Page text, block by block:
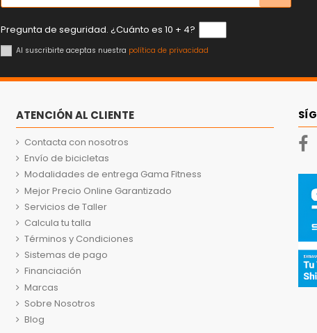
Pregunta de seguridad. ¿Cuánto es 10 + 4?
Al suscribirte aceptas nuestra política de privacidad
ATENCIÓN AL CLIENTE
Contacta con nosotros
Envío de bicicletas
Modalidades de entrega Gama Fitness
Mejor Precio Online Garantizado
Servicios de Taller
Calcula tu talla
Términos y Condiciones
Sistemas de pago
Financiación
Marcas
Sobre Nosotros
Blog